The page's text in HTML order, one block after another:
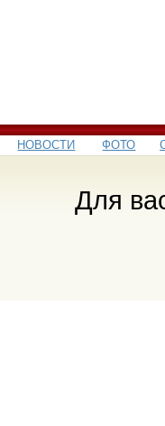
НОВОСТИ ФОТО
Для